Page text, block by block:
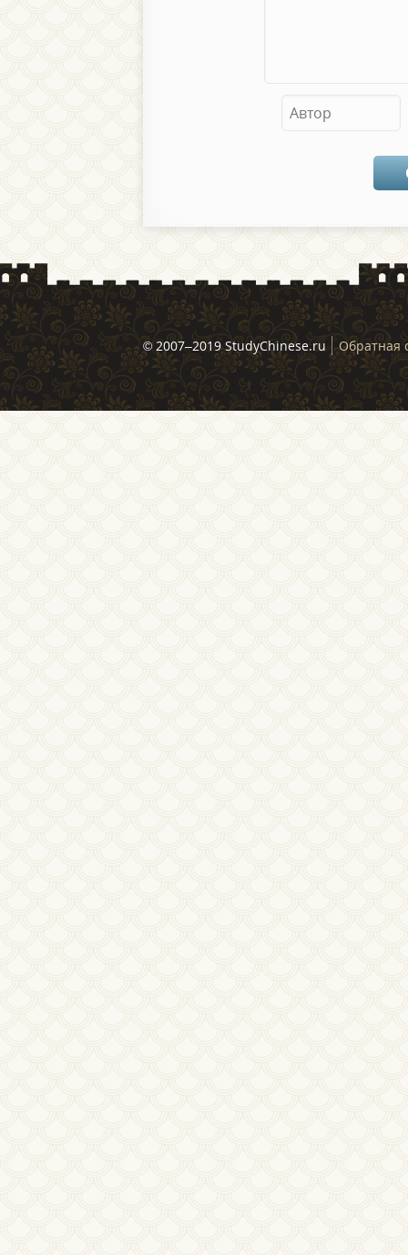
© 2007–2019 StudyChinese.ru Обратная